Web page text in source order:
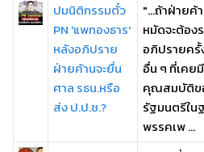
ปมนิติกรรมตั๋ว
PN 'แพทองธาร'
หลังอภิปราย
ฝ่ายค้านจะยื่น
ศาล รธน.หรือ
ส่ง ป.ป.ช.?
"...ถ้าฝ่ายค้
หมัดจะต้อง
อภิปรายครั้
อื่น ๆ ที่เคย
คุณสมบัติข
รัฐมนตรีใน
พรรคเพ ...